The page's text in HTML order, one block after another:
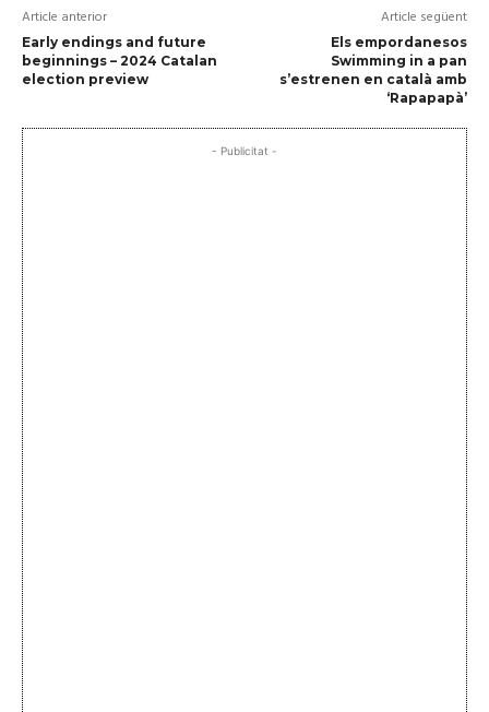
Article anterior
Early endings and future
beginnings – 2024 Catalan
election preview
Article següent
Els empordanesos
Swimming in a pan
s’estrenen en català amb
‘Rapapapà’
- Publicitat -